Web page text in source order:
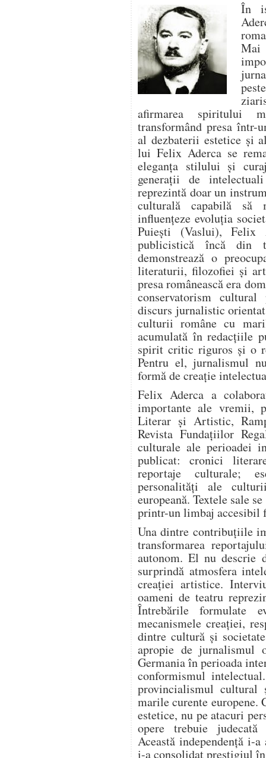
În
Mai
afirmarea spiritului
transformând presa
al dezbaterii estetice și
lui Felix Aderca se
eleganța stilului și
generații de
reprezintă doar un
culturală capabilă să
influențeze evoluția
Puiești (Vaslui), Felix
publicistică încă din
demonstrează o
literaturii, filozofiei și
presa românească era
conservatorism
discurs jurnalistic
culturii române cu
acumulată în redacțiile
spirit critic riguros și o
Pentru el, jurnalismul
formă de creație
Felix Aderca a
importante ale vremii,
Literar și Artistic,
Revista Fundațiilor
culturale ale perioadei
publicat: cronici
reportaje culturale;
personalități ale
europeană. Textele sale
printr-un limbaj accesibil
Una dintre contribuțiile
transformarea
autonom. El nu descrie
surprindă atmosfera
creației artistice.
oameni de teatru
Întrebările formulate
mecanismele creației,
dintre cultură și
apropie de jurnalismul
Germania în perioada
conformismul
provincialismul
marile curente europene.
estetice, nu pe atacuri
opere trebuie
Această independență i-
i-a consolidat prestigiul